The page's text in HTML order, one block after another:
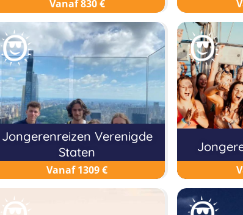
Vanaf 830 €
Jongerenreizen Verenigde
Staten
Vanaf 1309 €